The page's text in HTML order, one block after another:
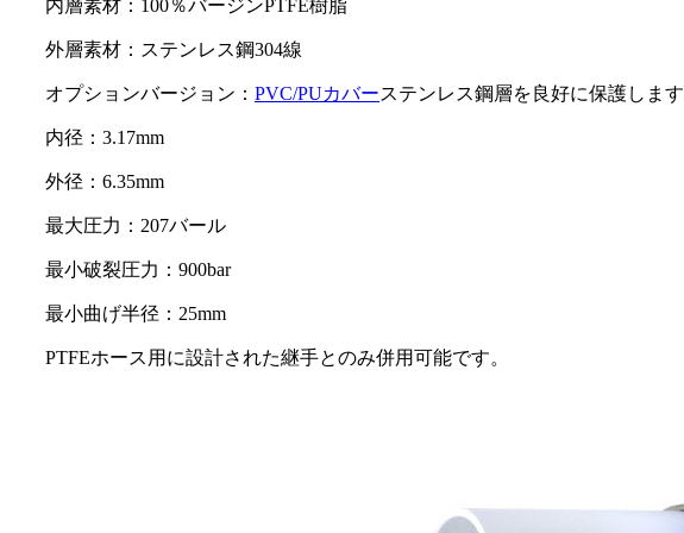
内層素材：100％バージンPTFE樹脂
外層素材：ステンレス鋼304線
オプションバージョン： PVC/PUカバーステンレス鋼層を良好に保護します
内径：3.17mm
外径：6.35mm
最大圧力：207バール
最小破裂圧力：900bar
最小曲げ半径：25mm
PTFEホース用に設計された継手とのみ併用可能です。